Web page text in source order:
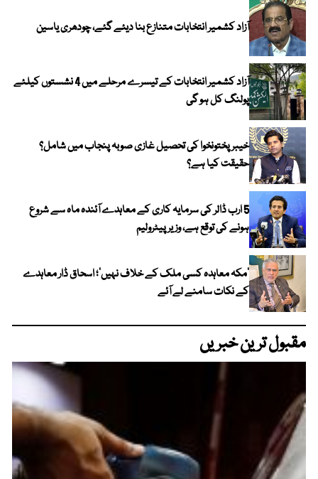
آزاد کشمیر انتخابات متنازع بنا دیئے گئے، چودھری یاسین
آزاد کشمیر انتخابات کے تیسرے مرحلے میں 4 نشستوں کیلئے
پولنگ کل ہو گی
خیبر پختونخوا کی تحصیل غازی صوبہ پنجاب میں شامل؟
حقیقت کیا ہے؟
5 ارب ڈالر کی سرمایہ کاری کے معاہدے آئندہ ماہ سے شروع
ہونے کی توقع ہے، وزیر پیٹرولیم
‘مکہ معاہدہ کسی ملک کے خلاف نہیں’؛ اسحاق ڈار معاہدے
کے نکات سامنے لے آئے
مقبول ترین خبریں